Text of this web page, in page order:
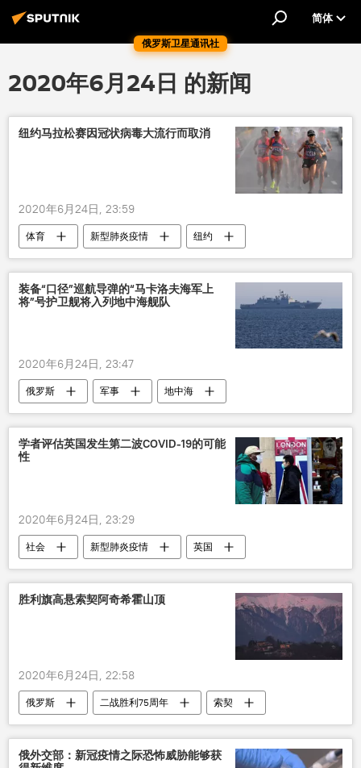
俄罗斯卫星通讯社
简体
2020年6月24日 的新闻
纽约马拉松赛因冠状病毒大流行而取消
2020年6月24日, 23:59
体育 新型肺炎疫情
纽约
马拉松比赛
冠状病毒 取消
装备“口径”巡航导弹的“马卡洛夫海军上
将”号护卫舰将入列地中海舰队
2020年6月24日, 23:47
俄罗斯 军事
地中海
护卫舰
口径”导弹
学者评估英国发生第二波COVID-19的可能
性
2020年6月24日, 23:29
社会 新型肺炎疫情
英国
评估
新冠疫情 学者
胜利旗高悬索契阿奇希霍山顶
2020年6月24日, 22:58
俄罗斯 二战胜利75周年
索契
胜利
旗帜
俄外交部：新冠疫情之际恐怖威胁能够获